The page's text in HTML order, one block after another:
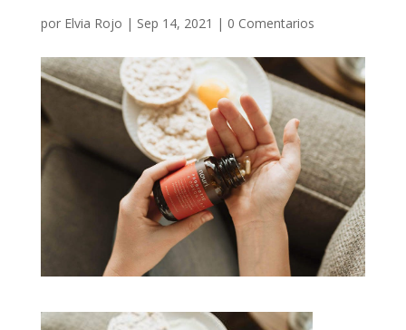
por Elvia Rojo | Sep 14, 2021 | 0 Comentarios